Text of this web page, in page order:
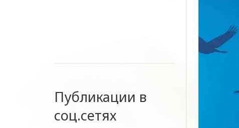
Публикации в
соц.сетях